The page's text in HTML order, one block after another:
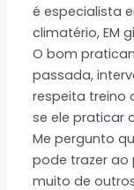
é especialista
climatério, EM
O bom
passada,
respeita treino
se ele praticar
Me pergunto
pode trazer ao
muito de